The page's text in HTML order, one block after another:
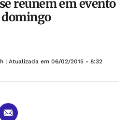
reúnem em evento
domingo
| Atualizada em 06/02/2015 - 8:32